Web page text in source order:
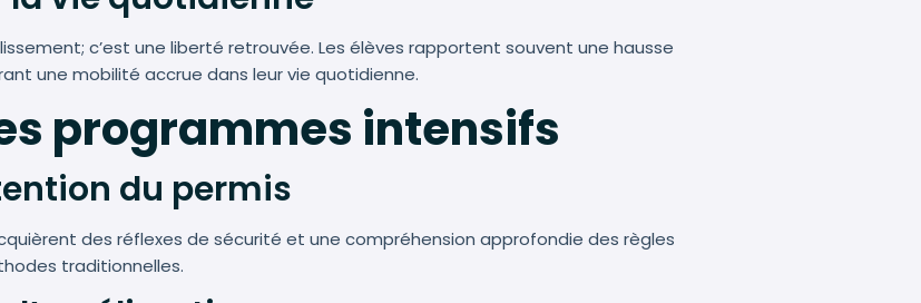
c’est une liberté retrouvée. Les élèves rapportent souvent une hausse
une mobilité accrue dans leur vie quotidienne.
programmes intensifs
du permis
des réflexes de sécurité et une compréhension approfondie des règles
traditionnelles.